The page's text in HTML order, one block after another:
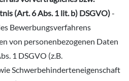
(Art. 6 Abs. 1 lit. b) DSGVO)-
Bewerbungsverfahrens
von personenbezogenen Daten
1 DSGVO (z.B.
Schwerbehinderteneigenschaft